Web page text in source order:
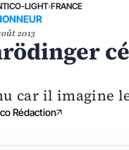
LIGHT›FRANCE
2013
car il imagine
Rédaction